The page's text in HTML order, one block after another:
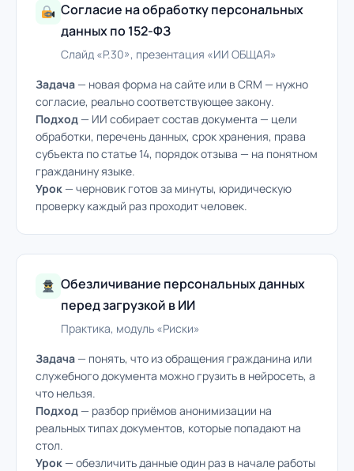
Согласие на обработку персональных
данных по 152-ФЗ
Слайд «P.30», презентация «ИИ ОБЩАЯ»
Задача— новая форма на сайте или в CRM — нужно
согласие, реально соответствующее закону.
Подход— ИИ собирает состав документа — цели
обработки, перечень данных, срок хранения, права
субъекта по статье 14, порядок отзыва — на понятном
гражданину языке.
Урок— черновик готов за минуты, юридическую
проверку каждый раз проходит человек.
Обезличивание персональных данных
перед загрузкой в ИИ
Практика, модуль «Риски»
Задача— понять, что из обращения гражданина или
служебного документа можно грузить в нейросеть, а
что нельзя.
Подход— разбор приёмов анонимизации на
реальных типах документов, которые попадают на
стол.
Урок— обезличить данные один раз в начале работы